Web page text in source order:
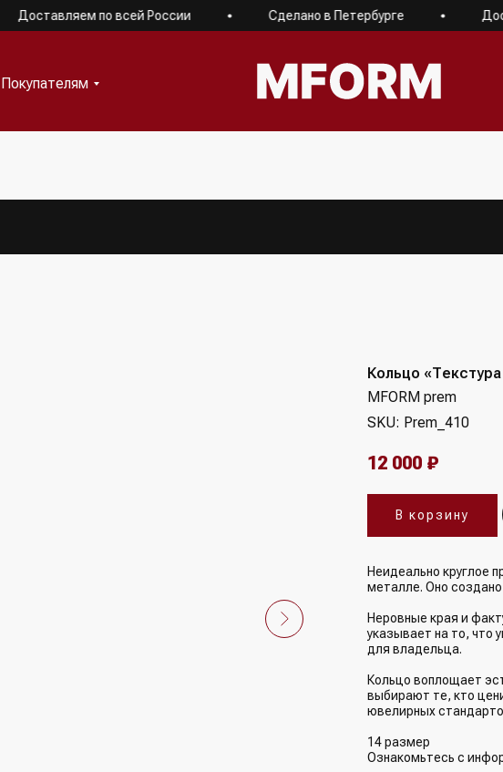
Доставляем по всей России Сделано в Петербурге
Покупателям
Кольцо
MFORM prem
SKU: Prem_410
12 000 ₽
В корзину
Неидеально круглое
металле. Оно
Неровные края и
указывает на то, что
для владельца.
Кольцо воплощает
выбирают те, кто
ювелирных
14 размер
Ознакомьтесь с